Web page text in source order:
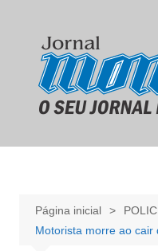
conteúdo
Página inicial
Motorista morre ao cair